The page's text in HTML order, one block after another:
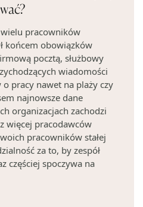
wielu pracowników
końcem obowiązków
pocztą, służbowy
wiadomości
pracy nawet na plaży czy
najnowsze dane
organizacjach zachodzi
więcej pracodawców
pracowników stałej
za to, by zespół
częściej spoczywa na